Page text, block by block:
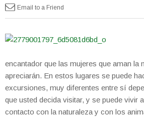
Email to a Friend
encantador que las mujeres que aman la
apreciarán. En estos lugares se puede
excursiones, muy diferentes entre sí
que usted decida visitar, y se puede vivir
contacto con la naturaleza y con los